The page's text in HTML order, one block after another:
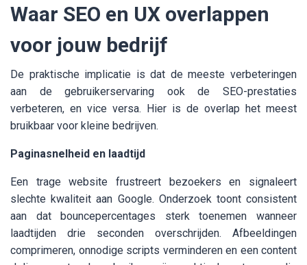
Waar SEO en UX overlappen
voor jouw bedrijf
De praktische implicatie is dat de meeste verbeteringen
aan de gebruikerservaring ook de SEO-prestaties
verbeteren, en vice versa. Hier is de overlap het meest
bruikbaar voor kleine bedrijven.
Paginasnelheid en laadtijd
Een trage website frustreert bezoekers en signaleert
slechte kwaliteit aan Google. Onderzoek toont consistent
aan dat bouncepercentages sterk toenemen wanneer
laadtijden drie seconden overschrijden. Afbeeldingen
comprimeren, onnodige scripts verminderen en een content